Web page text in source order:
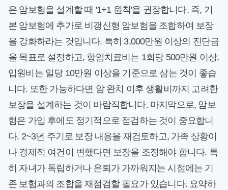
은 암보험을 설계할 때 '1+1 원칙'을 권장합니다. 즉, 기
본 암보험에 추가로 비갱신형 암보험을 조합하여 보장
을 강화하라는 것입니다. 특히 3,000만원 이상의 진단금
을 목표로 설정하고, 항암치료비는 1회당 500만원 이상,
입원비는 일당 10만원 이상을 기준으로 삼는 것이 좋습
니다. 또한 가능하다면 암 완치 이후 생활비까지 고려한
보장을 설계하는 것이 바람직합니다. 마지막으로, 암보
험은 가입 후에도 정기적으로 점검하는 것이 중요합니
다. 2~3년 주기로 보장 내용을 재검토하고, 가족 상황이
나 경제적 여건이 변했다면 보장을 조정해야 합니다. 특
히 자녀가 독립하거나 은퇴가 가까워지는 시점에는 기
존 보험과의 조합을 재점검할 필요가 있습니다. 요약하